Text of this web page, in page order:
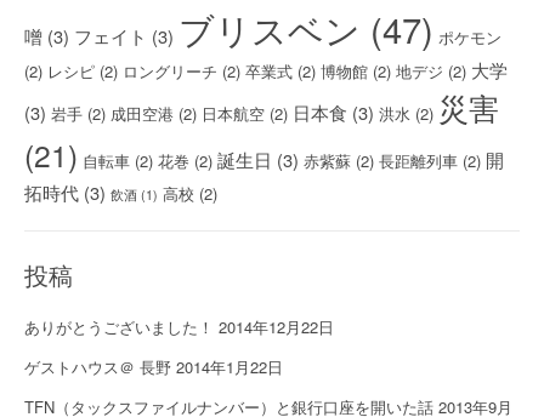
噌 (3) フェイト (3) ブリスベン (47) ポケモン
(2) レシピ (2) ロングリーチ (2) 卒業式 (2) 博物館 (2) 地デジ (2) 大学
(3) 岩手 (2) 成田空港 (2) 日本航空 (2) 日本食 (3) 洪水 (2) 災害
(21) 自転車 (2) 花巻 (2) 誕生日 (3) 赤紫蘇 (2) 長距離列車 (2) 開
拓時代 (3) 飲酒 (1) 高校 (2)
投稿
ありがとうございました！ 2014年12月22日
ゲストハウス＠ 長野 2014年1月22日
TFN（タックスファイルナンバー）と銀行口座を開いた話 2013年9月